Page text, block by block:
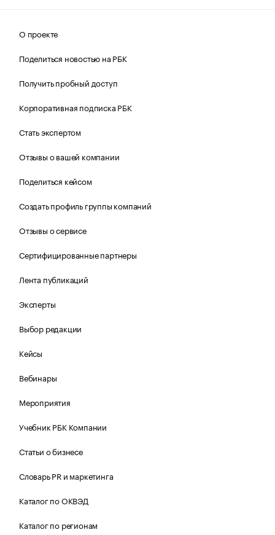
О проекте
Поделиться новостью на РБК
Получить пробный доступ
Корпоративная подписка РБК
Стать экспертом
Отзывы о вашей компании
Поделиться кейсом
Создать профиль группы компаний
Отзывы о сервисе
Сертифицированные партнеры
Лента публикаций
Эксперты
Выбор редакции
Кейсы
Вебинары
Мероприятия
Учебник РБК Компании
Статьи о бизнесе
Словарь PR и маркетинга
Каталог по ОКВЭД
Каталог по регионам